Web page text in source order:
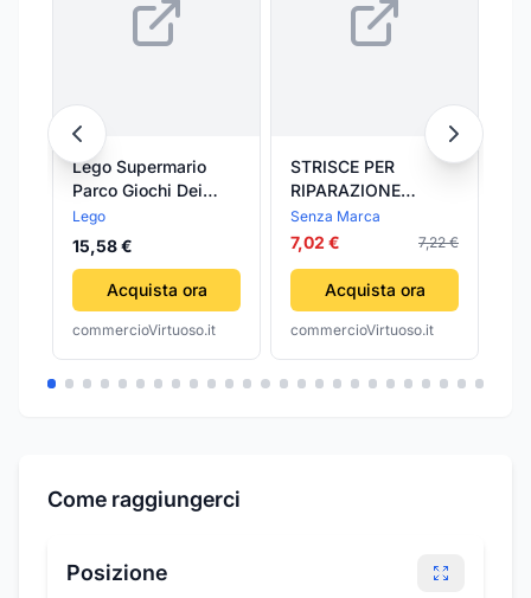
Lego Supermario
Parco Giochi Dei
Goomba
Lego
15,58 €
Acquista ora
commercioVirtuoso.it
STRISCE PER
RIPARAZIONE
GOMME 'REFILL
GALAXY' 5 pezzi -
Senza Marca
7,02 € 7,22 €
Acquista ora
commercioVirtuoso.it
Come raggiungerci
Posizione